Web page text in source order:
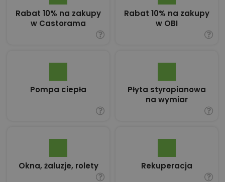
Rabat 10% na zakupy
w Castorama
Rabat 10% na zakupy
w OBI
Pompa ciepła
Płyta styropianowa
na wymiar
Okna, żaluzje, rolety Rekuperacja